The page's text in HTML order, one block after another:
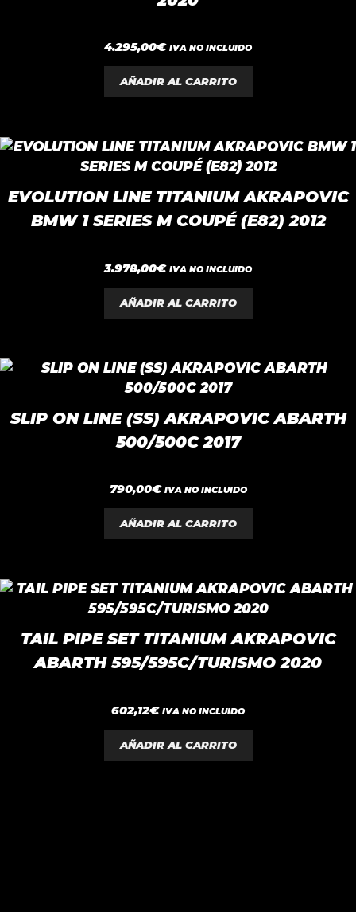
0
d
e
5
4.295,00€ IVA NO INCLUIDO
AÑADIR AL CARRITO
EVOLUTION LINE TITANIUM AKRAPOVIC
BMW 1 SERIES M COUPÉ (E82) 2012
0
d
e
3.978,00€ IVA NO INCLUIDO
AÑADIR AL CARRITO
SLIP ON LINE (SS) AKRAPOVIC ABARTH
500/500C 2017
0
d
e
5
790,00€ IVA NO INCLUIDO
AÑADIR AL CARRITO
TAIL PIPE SET TITANIUM AKRAPOVIC
ABARTH 595/595C/TURISMO 2020
0
d
e
5
602,12€ IVA NO INCLUIDO
AÑADIR AL CARRITO